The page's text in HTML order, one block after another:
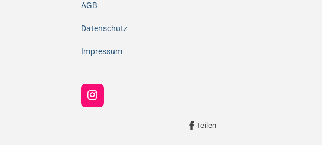
AGB
Datenschutz
Impressum
I
n
Teilen